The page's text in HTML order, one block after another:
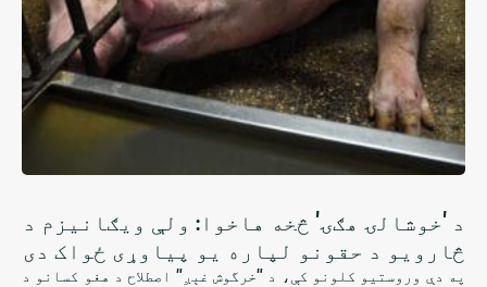
د 'خوشالۍ هګۍ' څخه هاخوا: ولې ویګانیزم د
څارویو د حقونو لپاره یو پیاوړی ځواک دی
په دې وروستیو کلونو کې، د "خرگوش غېږ" اصطلاح د هغو کسانو د